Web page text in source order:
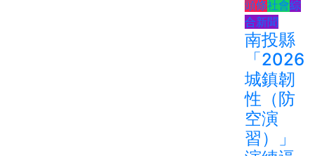
頭條社會綜
合新聞
南投縣
「2026
城鎮韌
性（防
空演
習）」